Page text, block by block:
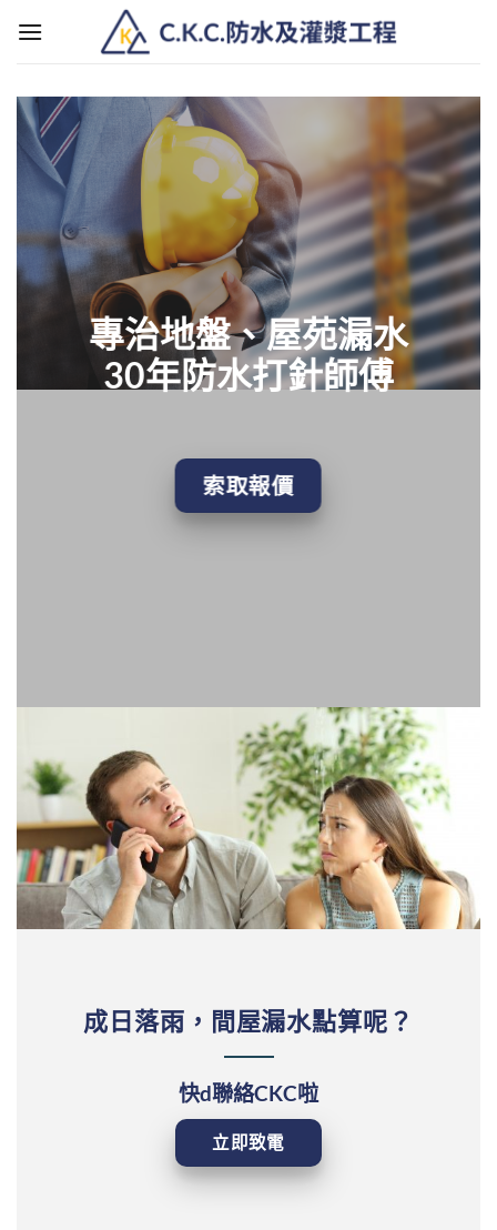
專治地盤、屋苑漏水
30年防水打針師傅
索取報價
成日落雨，間屋漏水點算呢？
快d聯絡CKC啦
立即致電